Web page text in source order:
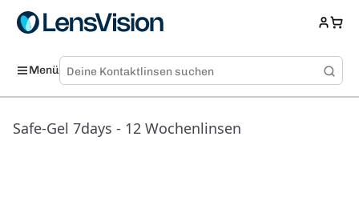
Menü
Safe-Gel 7days - 12 Wochenlinsen